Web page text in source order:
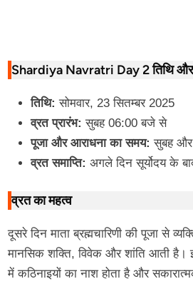
Shardiya Navratri Day 2 तिथि
तिथि: सोमवार, 23 सितम्बर 2025
व्रत प्रारंभ: सुबह 06:00 बजे से
पूजा और आराधना का समय: सुबह और
व्रत समाप्ति: अगले दिन सूर्योदय के
व्रत का महत्व
दूसरे दिन माता ब्रह्मचारिणी की पूजा से
मानसिक शक्ति, विवेक और शांति आती
में कठिनाइयों का नाश होता है और